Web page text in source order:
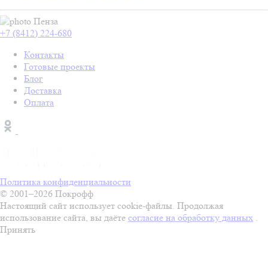
Пенза
+7 (8412) 224-680
Контакты
Готовые проекты
Блог
Доставка
Оплата
Политика конфиденциальности
© 2001–2026 Покрофф
Настоящий сайт использует cookie-файлы. Продолжая
использование сайта, вы даёте согласие на обработку данных .
Принять